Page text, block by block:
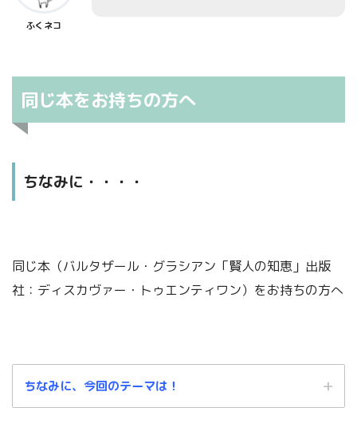
仕方
がないと覚悟して、
ふくネコ
同じ本をお持ちの方へ
ちなみに・・・・
同じ本（バルタザール・グラシアン「賢人の知恵」出版
社：ディスカヴァー・トゥエンティワン）をお持ちの方へ
ちなみに、今回のテーマは！